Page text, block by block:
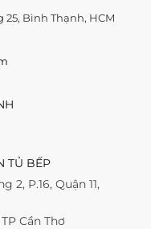
Bình Thạnh, HCM
TỦ BẾP
2, P.16, Quận 11,
Cần Thơ